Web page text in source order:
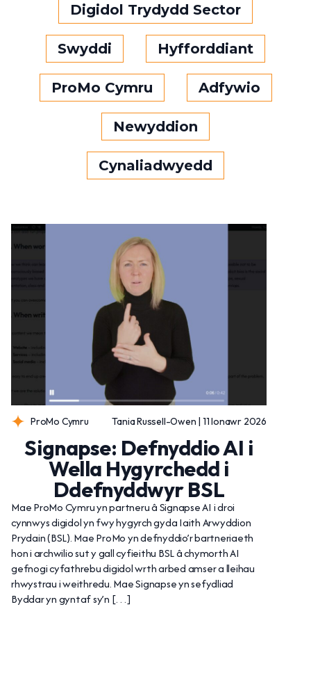
Digidol Trydydd Sector
Swyddi Hyfforddiant
ProMo Cymru Adfywio
Newyddion
Cynaliadwyedd
ProMo Cymru Tania Russell-Owen | 11 Ionawr 2026
Signapse: Defnyddio AI i
Wella Hygyrchedd i
Ddefnyddwyr BSL
Mae ProMo Cymru yn partneru â Signapse AI i droi
cynnwys digidol yn fwy hygyrch gyda Iaith Arwyddion
Prydain (BSL). Mae ProMo yn defnyddio’r bartneriaeth
hon i archwilio sut y gall cyfieithu BSL â chymorth AI
gefnogi cyfathrebu digidol wrth arbed amser a lleihau
rhwystrau i weithredu. Mae Signapse yn sefydliad
Byddar yn gyntaf sy’n […]